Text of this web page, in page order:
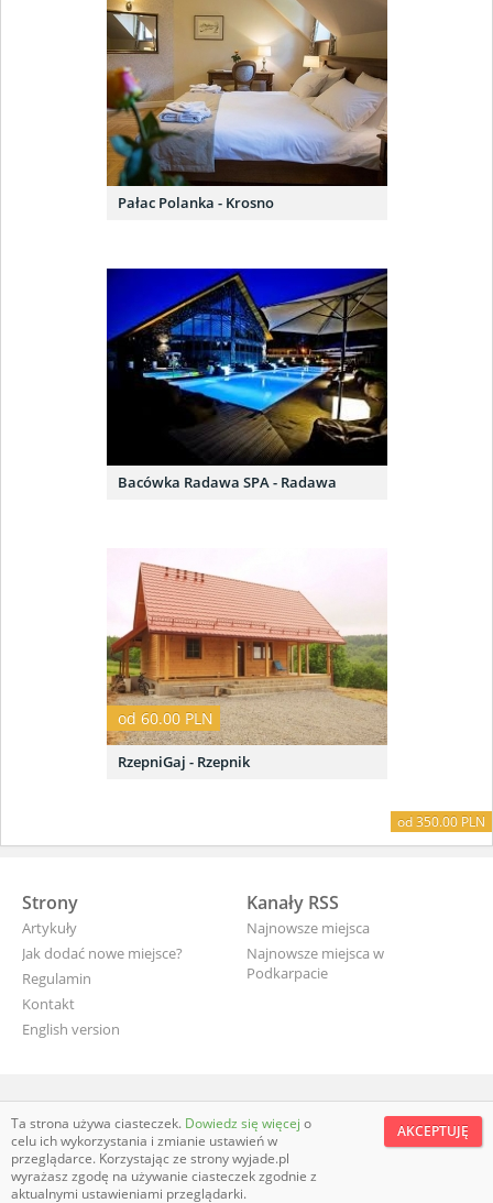
od 350.00 PLN
Pałac Polanka - Krosno
Bacówka Radawa SPA - Radawa
od 60.00 PLN
RzepniGaj - Rzepnik
Strony
Artykuły
Jak dodać nowe miejsce?
Regulamin
Kontakt
English version
Kanały RSS
Najnowsze miejsca
Najnowsze miejsca w
Podkarpacie
wyjade.pl - turystyczna Polska
AKCEPTUJĘ
Ta strona używa ciasteczek. Dowiedz się więcej o
celu ich wykorzystania i zmianie ustawień w
przeglądarce. Korzystając ze strony wyjade.pl
wyrażasz zgodę na używanie ciasteczek zgodnie z
aktualnymi ustawieniami przeglądarki.